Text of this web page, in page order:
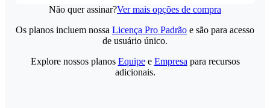
Não quer assinar?Ver mais opções de compra
Os planos incluem nossa Licença Pro Padrão e são para acesso
de usuário único.
Explore nossos planos Equipee Empresa para recursos
adicionais.